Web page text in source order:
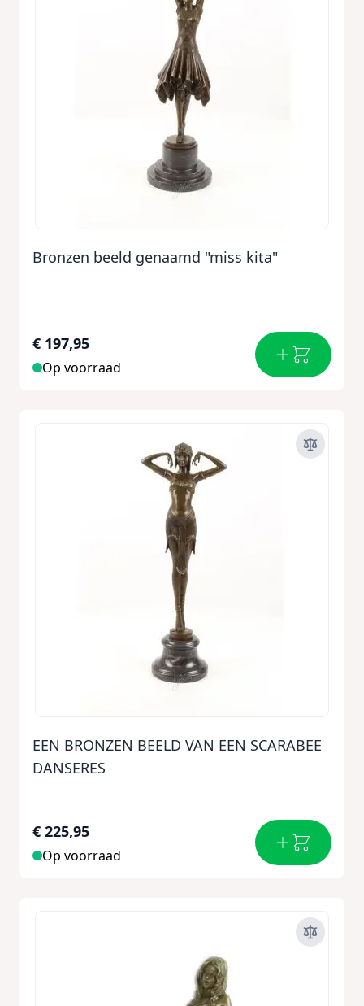
Bronzen beeld genaamd "miss kita"
€ 197,95
Op voorraad
EEN BRONZEN BEELD VAN EEN SCARABEE
DANSERES
€ 225,95
Op voorraad